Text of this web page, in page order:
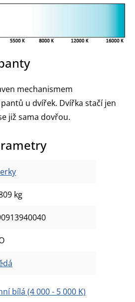
mechanismem
u dvířek. Dvířka stačí jen
již sama dovřou.
kg
bílá (4 000 - 5 000 K)